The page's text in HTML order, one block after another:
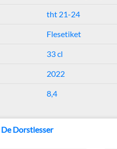
tht 21-24
Flesetiket
33 cl
2022
8,4
De Dorstlesser